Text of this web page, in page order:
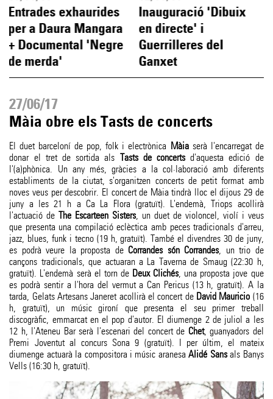
Entrades exhaurides
per a Daura Mangara
+ Documental 'Negre
de merda'
Inauguració 'Dibuix
en directe' i
Guerrilleres del
Ganxet
27/06/17
Màia obre els Tasts de concerts
El duet barceloní de pop, folk i electrònica Màiaserà l'encarregat de
donar el tret de sortida als Tasts de concertsd'aquesta edició de
l'(a)phònica. Un any més, gràcies a la col·laboració amb diferents
establiments de la ciutat, s'organitzen concerts de petit format amb
noves veus per descobrir. El concert de Màia tindrà lloc el dijous 29 de
juny a les 21 h a Ca La Flora (gratuït). L'endemà, Triops acollirà
l'actuació deThe Escarteen Sisters, un duet de violoncel, violí i veus
que presenta una compilació eclèctica amb peces tradicionals d'arreu,
jazz, blues, funk i tecno (19 h, gratuït). També el divendres 30 de juny,
es podrà veure la proposta de Corrandes són Corrandes, un trio de
cançons tradicionals, que actuaran a La Taverna de Smaug (22:30 h,
gratuït). L'endemà serà el torn de Deux Clichés, una proposta jove que
es podrà sentir a l'hora del vermut a Can Pericus (13 h, gratuït). A la
tarda, Gelats Artesans Janeret acollirà el concert de David Mauricio (16
h, gratuït), un músic gironí que presenta el seu primer treball
discogràfic, emmarcat en el pop d'autor. El diumenge 2 de juliol a les
12 h, l'Ateneu Bar serà l'escenari del concert de Chet, guanyadors del
Premi Joventut al concurs Sona 9 (gratuït). I per últim, el mateix
diumenge actuarà la compositora i músic aranesaAlidé Sansals Banys
Vells (16:30 h, gratuït).